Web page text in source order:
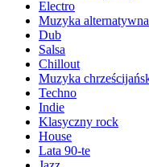
Electro
Muzyka alternatywna
Dub
Salsa
Chillout
Muzyka
Techno
Indie
Klasyczny rock
House
Lata 90-te